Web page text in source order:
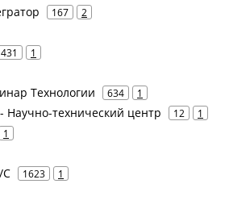
167 2
431 1
Технологии 634 1
технический центр 12 1
1
С 1623 1